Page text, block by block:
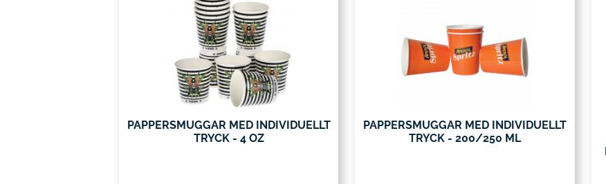
PAPPERSMUGGAR MED INDIVIDUELLT
TRYCK - 4 OZ
PAPPERSMUGGAR MED INDIVIDUELLT
TRYCK - 200/250 ML